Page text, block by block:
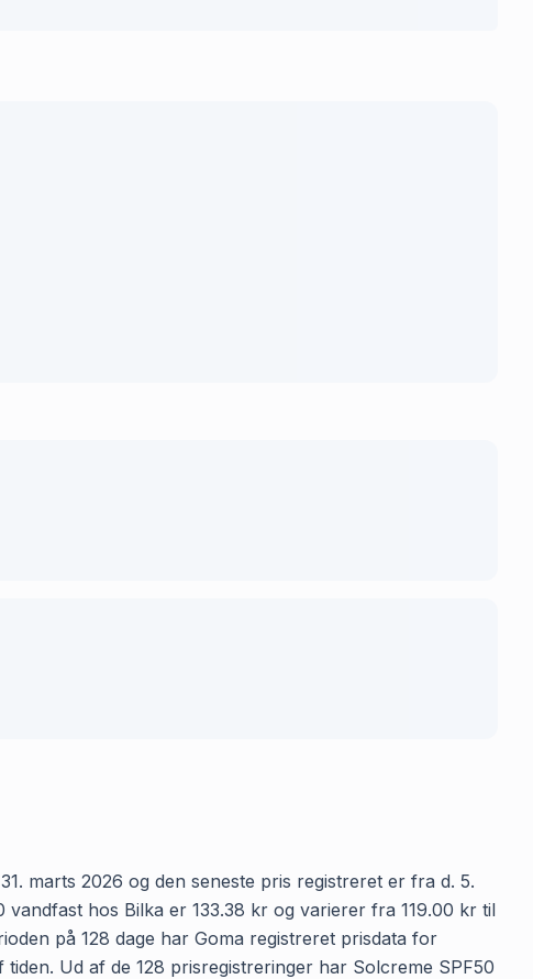
marts 2026 og den seneste pris registreret er fra d. 5.
hos Bilka er 133.38 kr og varierer fra 119.00 kr til
på 128 dage har Goma registreret prisdata for
Ud af de 128 prisregistreringer har Solcreme SPF50